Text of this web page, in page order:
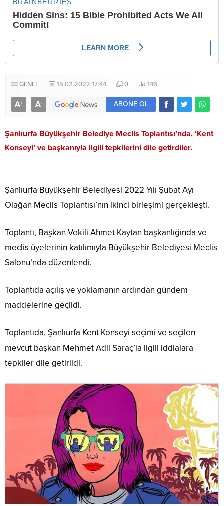
GENEL 15.02.2022 17:44 0 146
A+ A- ABONE OL
Şanlıurfa Büyükşehir Belediye Meclis Toplantısı’nda, ‘Kent
Konseyi’ ve başkanıyla ilgili tepkilerini dile getirdiler.
Şanlıurfa Büyükşehir Belediyesi 2022 Yılı Şubat Ayı
Olağan Meclis Toplantısı’nın ikinci birleşimi gerçekleşti.
Toplantı, Başkan Vekili Ahmet Kaytan başkanlığında ve
meclis üyelerinin katılımıyla Büyükşehir Belediyesi Meclis
Salonu’nda düzenlendi.
Toplantıda açılış ve yoklamanın ardından gündem
maddelerine geçildi.
Toplantıda, Şanlıurfa Kent Konseyi seçimi ve seçilen
mevcut başkan Mehmet Adil Saraç’la ilgili iddialara
tepkiler dile getirildi.